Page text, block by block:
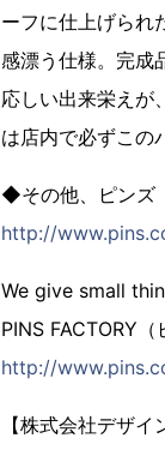
ーフに仕上げられ
感漂う仕様。完成
応しい出来栄えが
は店内で必ずこの
◆その他、ピンズ
http://
We give small
PINS FACTORY（
http://
【株式会社デザイ